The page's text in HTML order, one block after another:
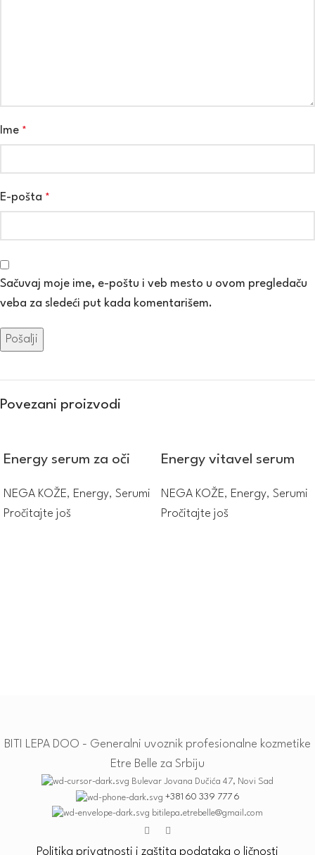
Ime *
E-pošta *
Sačuvaj moje ime, e-poštu i veb mesto u ovom pregledaču
veba za sledeći put kada komentarišem.
Povezani proizvodi
Energy serum za oči
NEGA KOŽE, Energy, Serumi
Pročitajte još
Energy vitavel serum
NEGA KOŽE, Energy, Serumi
Pročitajte još
BITI LEPA DOO - Generalni uvoznik profesionalne kozmetike
Etre Belle za Srbiju
Bulevar Jovana Dučića 47, Novi Sad
+381 60 339 777 6
bitilepa.etrebelle@gmail.com
Politika privatnosti i zaštita podataka o ličnosti